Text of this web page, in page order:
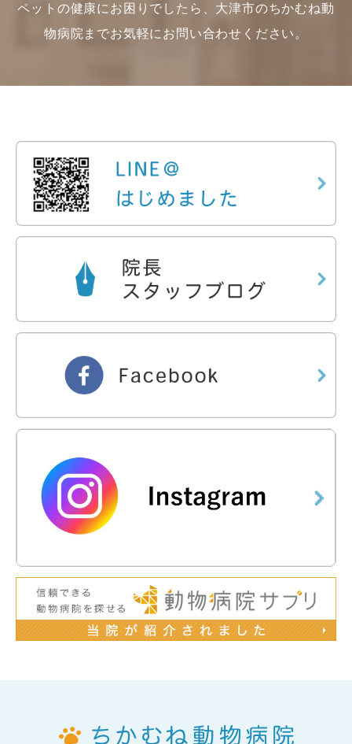
ペットの健康にお困りでしたら、大津市のちかむね動
物病院までお気軽にお問い合わせください。